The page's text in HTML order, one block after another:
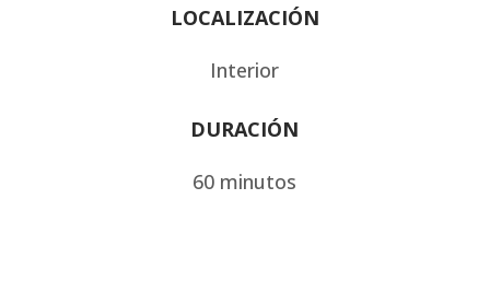
LOCALIZACIÓN
Interior
DURACIÓN
60 minutos